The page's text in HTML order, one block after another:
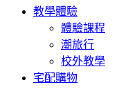
教學體驗
體驗課程
潮旅行
校外教學
宅配購物